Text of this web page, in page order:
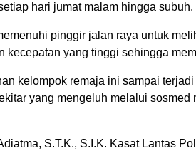
hari jumat malam hingga subuh.
pinggir jalan raya untuk
kecepatan yang tinggi sehingga
kelompok remaja ini sampai
yang mengeluh melalui
S.T.K., S.I.K. Kasat Lantas